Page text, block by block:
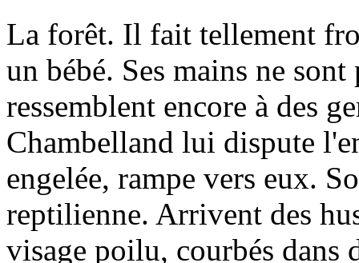
La forêt. Il fait tellement
un bébé. Ses mains ne
ressemblent encore à des
Chambelland lui dispute
engelée, rampe vers eux.
reptilienne. Arrivent des
visage poilu, courbés dans